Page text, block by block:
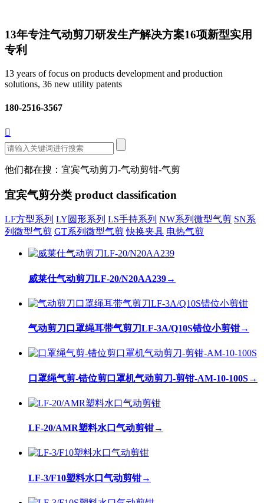
13年专注气动剪刀研发生产解决方案16项新型实用
专利
13 years of focus on products development and production
solutions, 36 new utility patents
180-2516-3567

他们都在搜：宜宾气动剪刀-气动剪钳-气剪
宜宾气剪分类 product classification
LF方型系列 LY圆形系列 LS手持系列 NW系列微型气剪 SN系
列微型气剪 GT系列微型气剪 快换夹具 电热气剪
威莱仕气动剪刀LF-20/N20AA239→
气动剪刀口罩绳耳带气剪刀LF-3A/Q10S错位小剪钳→
口罩绳气剪-错位剪口罩机气动剪刀-剪钳-AM-10-100S→
LF-20/AMR塑料水口气动剪钳→
LF-3/F10塑料水口气动剪钳→